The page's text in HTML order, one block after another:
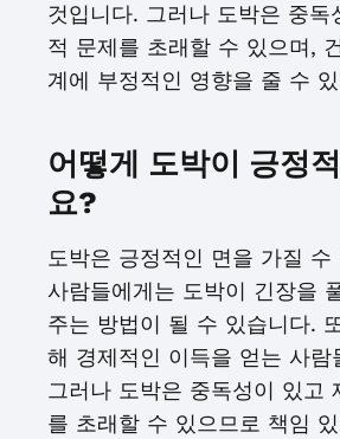
것입니다. 그러나 도박은 중독
적 문제를 초래할 수 있으며,
계에 부정적인 영향을 줄 수
어떻게 도박이 긍정
요?
도박은 긍정적인 면을 가질 수
사람들에게는 도박이 긴장을
주는 방법이 될 수 있습니다.
해 경제적인 이득을 얻는 사람
그러나 도박은 중독성이 있고
를 초래할 수 있으므로 책임